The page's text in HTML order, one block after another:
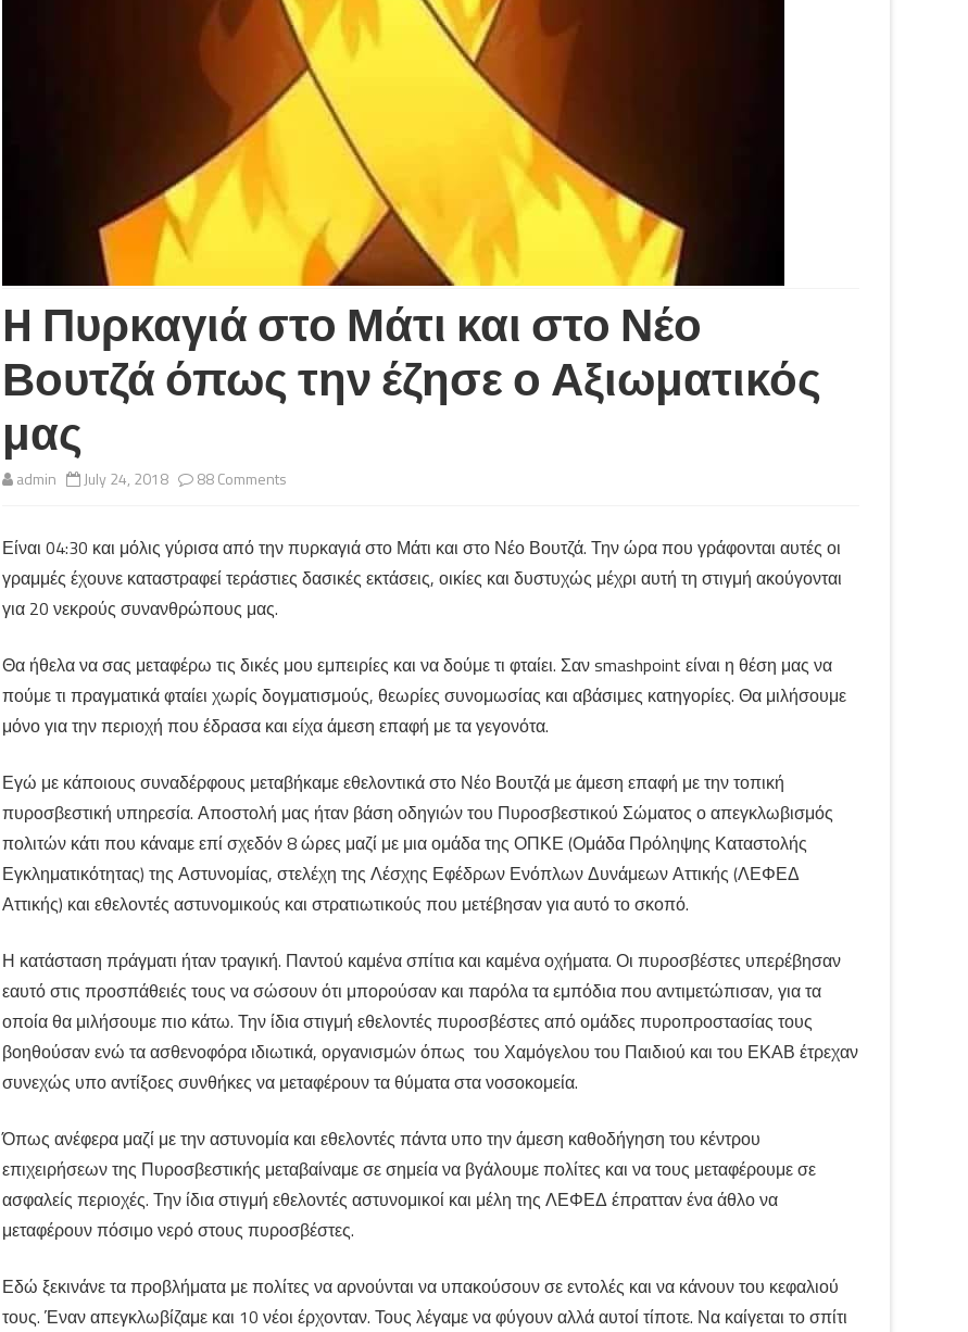
H Πυρκαγιά στο Μάτι και στο Νέο
Βουτζά όπως την έζησε ο Αξιωματικός
μας
admin July 24, 2018 88 Commentson
Πυρκαγιά
στο
και
στο
Βουτζά
όπως
έζησε
Αξιωματικός
Είναι 04:30 και μόλις γύρισα από την πυρκαγιά στο Μάτι και στο Νέο Βουτζά. Την ώρα που γράφονται αυτές οι
γραμμές έχουνε καταστραφεί τεράστιες δασικές εκτάσεις, οικίες και δυστυχώς μέχρι αυτή τη στιγμή ακούγονται
για 20 νεκρούς συνανθρώπους μας.
Θα ήθελα να σας μεταφέρω τις δικές μου εμπειρίες και να δούμε τι φταίει. Σαν smashpoint είναι η θέση μας να
πούμε τι πραγματικά φταίει χωρίς δογματισμούς, θεωρίες συνομωσίας και αβάσιμες κατηγορίες. Θα μιλήσουμε
μόνο για την περιοχή που έδρασα και είχα άμεση επαφή με τα γεγονότα.
Εγώ με κάποιους συναδέρφους μεταβήκαμε εθελοντικά στο Νέο Βουτζά με άμεση επαφή με την τοπική
πυροσβεστική υπηρεσία. Αποστολή μας ήταν βάση οδηγιών του Πυροσβεστικού Σώματος ο απεγκλωβισμός
πολιτών κάτι που κάναμε επί σχεδόν 8 ώρες μαζί με μια ομάδα της ΟΠΚΕ (Ομάδα Πρόληψης Καταστολής
Εγκληματικότητας) της Αστυνομίας, στελέχη της Λέσχης Εφέδρων Ενόπλων Δυνάμεων Αττικής (ΛΕΦΕΔ
Αττικής) και εθελοντές αστυνομικούς και στρατιωτικούς που μετέβησαν για αυτό το σκοπό.
Η κατάσταση πράγματι ήταν τραγική. Παντού καμένα σπίτια και καμένα οχήματα. Οι πυροσβέστες υπερέβησαν
εαυτό στις προσπάθειές τους να σώσουν ότι μπορούσαν και παρόλα τα εμπόδια που αντιμετώπισαν, για τα
οποία θα μιλήσουμε πιο κάτω. Την ίδια στιγμή εθελοντές πυροσβέστες από ομάδες πυροπροστασίας τους
βοηθούσαν ενώ τα ασθενοφόρα ιδιωτικά, οργανισμών όπως του Χαμόγελου του Παιδιού και του ΕΚΑΒ έτρεχαν
συνεχώς υπο αντίξοες συνθήκες να μεταφέρουν τα θύματα στα νοσοκομεία.
Όπως ανέφερα μαζί με την αστυνομία και εθελοντές πάντα υπο την άμεση καθοδήγηση του κέντρου
επιχειρήσεων της Πυροσβεστικής μεταβαίναμε σε σημεία να βγάλουμε πολίτες και να τους μεταφέρουμε σε
ασφαλείς περιοχές. Την ίδια στιγμή εθελοντές αστυνομικοί και μέλη της ΛΕΦΕΔ έπρατταν ένα άθλο να
μεταφέρουν πόσιμο νερό στους πυροσβέστες.
Εδώ ξεκινάνε τα προβλήματα με πολίτες να αρνούνται να υπακούσουν σε εντολές και να κάνουν του κεφαλιού
τους. Έναν απεγκλωβίζαμε και 10 νέοι έρχονταν. Τους λέγαμε να φύγουν αλλά αυτοί τίποτε. Να καίγεται το σπίτι